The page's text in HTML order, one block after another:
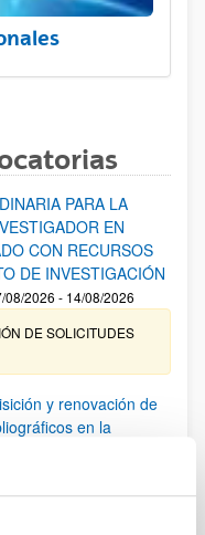
PARA LA
EN
CON RECURSOS
DE INVESTIGACIÓN
2026 - 14/08/2026
DE SOLICITUDES
y renovación de
en la